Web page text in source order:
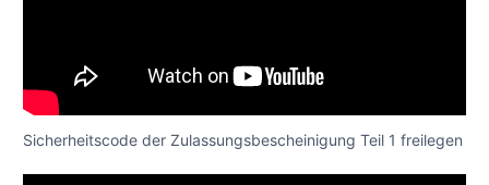
Sicherheitscode der Zulassungsbescheinigung Teil 1 freilegen